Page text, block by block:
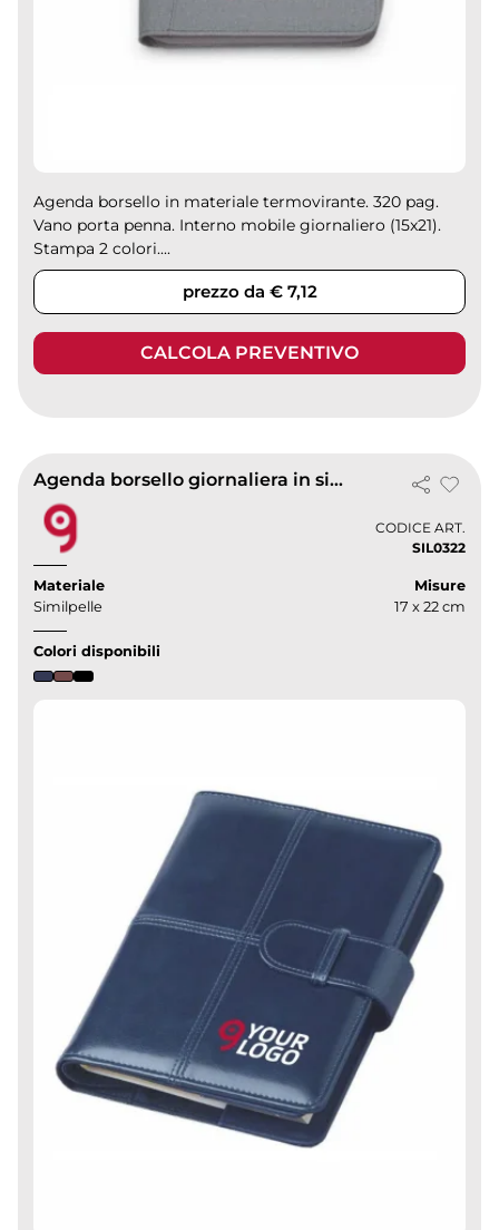
Agenda borsello in materiale termovirante. 320 pag.
Vano porta penna. Interno mobile giornaliero (15x21).
Stampa 2 colori....
prezzo da € 7,12
CALCOLA PREVENTIVO
Agenda borsello giornaliera in similpelle 15 x 21
CODICE ART.
SIL0322
Materiale
Similpelle
Misure
17 x 22 cm
Colori disponibili